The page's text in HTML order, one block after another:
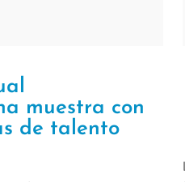
muestra con
de talento